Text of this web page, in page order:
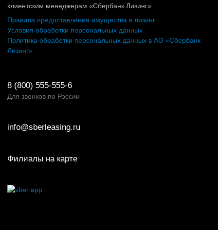
клиентским менеджерам «Сбербанк Лизинг».
Правила предоставления имущества в лизинг
Условия обработки персональных данных
Политика обработки персональных данных в АО «Сбербанк
Лизинг»
8 (800) 555-555-6
Для звонков по России
info@sberleasing.ru
Филиалы на карте